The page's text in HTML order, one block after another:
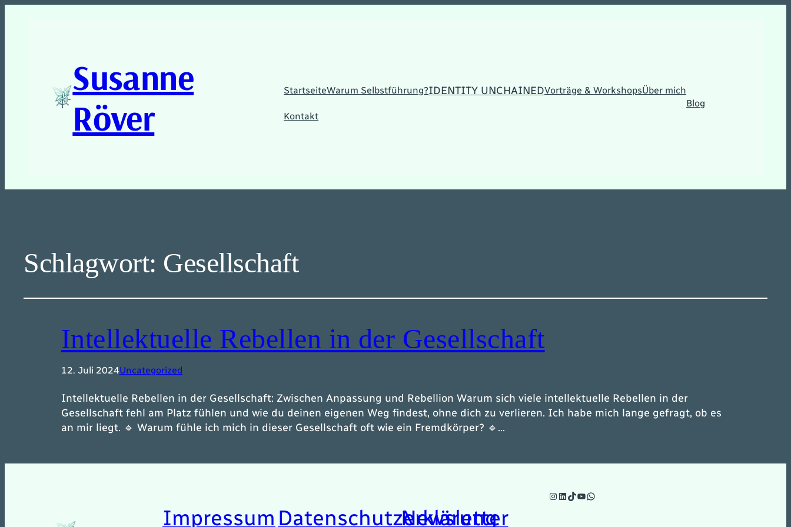
Susanne
Röver
StartseiteWarum Selbstführung?IDENTITY UNCHAINEDVorträge & WorkshopsÜber mich
Blog
Kontakt
Schlagwort: Gesellschaft
Intellektuelle Rebellen in der Gesellschaft
12. Juli 2024Uncategorized
Intellektuelle Rebellen in der Gesellschaft: Zwischen Anpassung und Rebellion Warum sich viele intellektuelle Rebellen in der
Gesellschaft fehl am Platz fühlen und wie du deinen eigenen Weg findest, ohne dich zu verlieren. Ich habe mich lange gefragt, ob es
an mir liegt. 🔹 Warum fühle ich mich in dieser Gesellschaft oft wie ein Fremdkörper? 🔹…
Impressum Datenschutzerklärung
Newsletter
Instagram
LinkedIn
TikTok
YouTube
WhatsApp